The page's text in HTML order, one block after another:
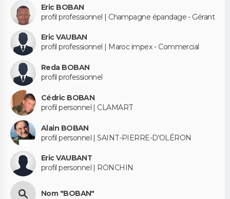
Eric BOBAN
profil professionnel | Champagne épandage - Gérant
Eric VAUBAN
profil professionnel | Maroc impex - Commercial
Reda BOBAN
profil professionnel
Cédric BOBAN
profil personnel | CLAMART
Alain BOBAN
profil personnel | SAINT-PIERRE-D'OLÉRON
Eric VAUBANT
profil personnel | RONCHIN
Nom "BOBAN"